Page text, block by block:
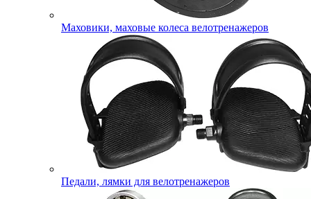
Маховики, маховые колеса велотренажеров
Педали, лямки для велотренажеров